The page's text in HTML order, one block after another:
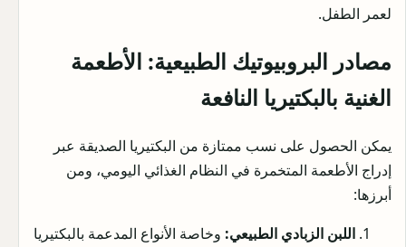
لعمر الطفل.
مصادر البروبيوتيك الطبيعية: الأطعمة
الغنية بالبكتيريا النافعة
يمكن الحصول على نسب ممتازة من البكتيريا الصديقة عبر
إدراج الأطعمة المتخمرة في النظام الغذائي اليومي، ومن
أبرزها:
اللبن الزبادي الطبيعي:وخاصة الأنواع المدعمة بالبكتيريا